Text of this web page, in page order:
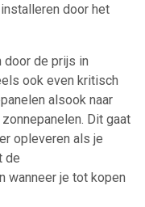
door het
door de prijs in
ook even kritisch
alsook naar
Dit gaat
opleveren als je
de
wanneer je tot kopen